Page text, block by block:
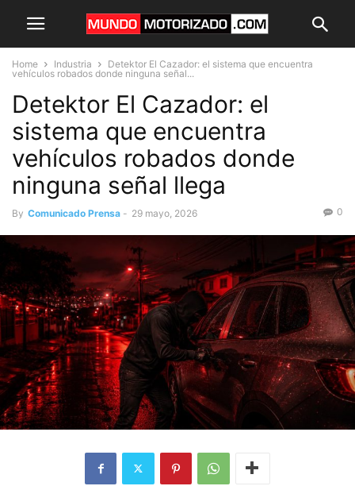
Home Industria
Detektor El Cazador: el sistema que encuentra
vehículos robados donde ninguna señal...
Detektor El Cazador: el
sistema que encuentra
vehículos robados donde
ninguna señal llega
By Comunicado Prensa - 29 mayo, 2026 0